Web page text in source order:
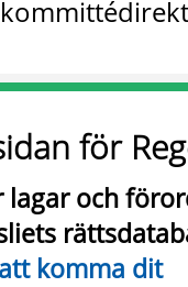
för
lagar och
komma dit